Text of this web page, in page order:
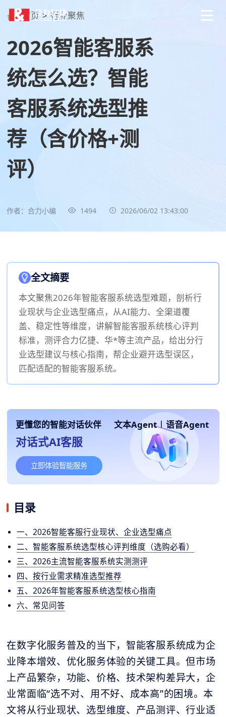
首页 > 行业聚焦
2026智能客服系
统怎么选？智能
客服系统选型推
荐（含价格+测
评）
作者：合力小编 1494 2026/06/02 13:43:00
全文摘要
本文聚焦2026年智能客服系统选型难题，剖析行
业现状与企业选型痛点，从AI能力、全渠道覆
盖、稳定性等维度，讲解智能客服系统核心评判
标准，测评合力亿捷、华*等主流产品，给出分行
业选型建议与核心指南，帮企业避开选型误区，
匹配适配的智能客服系统。
更懂您的智能对话伙伴 文本Agent | 语音Agent
对话式AI客服
立即体验智能服务
目录
一、2026智能客服行业现状、企业选型痛点
二、智能客服系统选型核心评判维度（选购必看）
三、2026主流智能客服系统实测测评
四、按行业需求精准选型推荐
五、2026年智能客服系统选型核心指南
六、常见问答
在数字化服务普及的当下，智能客服系统成为企
业降本增效、优化服务体验的关键工具。但市场
上产品繁杂，功能、价格、技术架构差异大，企
业常面临“选不对、用不好、成本高”的困境。本
文将从行业现状、选型维度、产品测评、行业适